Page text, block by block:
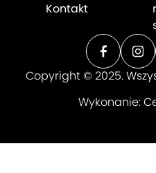
Kontakt
Copyright © 2025.
Wykonanie: